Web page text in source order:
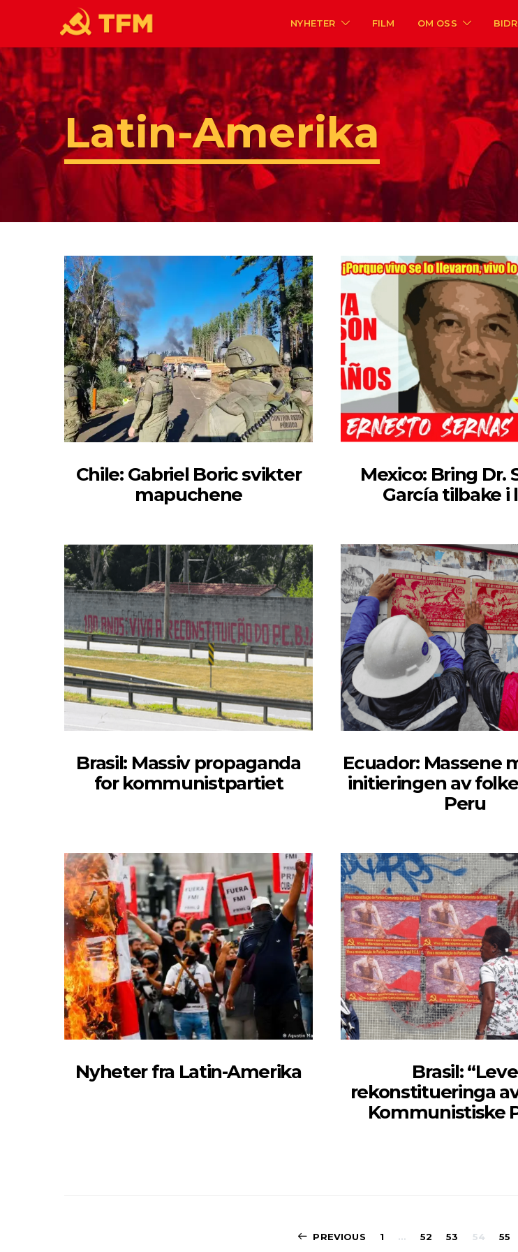
NYHETER FILM OM OSS
Latin-Amerika
Chile: Gabriel Boric svikter
mapuchene
Mexico: Bring Dr.
García tilbake i
Brasil: Massiv propaganda
for kommunistpartiet
Ecuador: Massene
initieringen av
Peru
Nyheter fra Latin-Amerika
Brasil: “Leve
rekonstitueringa
Kommunistiske
PREVIOUS 1 … 52 53 54 55